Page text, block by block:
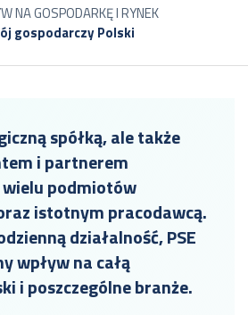
NA GOSPODARKĘ I RYNEK
gospodarczy Polski
spółką, ale także
i partnerem
podmiotów
istotnym pracodawcą.
działalność, PSE
wpływ na całą
i poszczególne branże.